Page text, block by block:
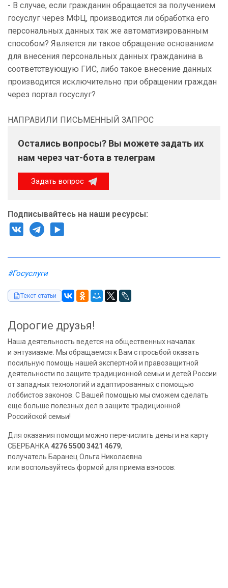
- В случае, если гражданин обращается за получением
госуслуг через МФЦ, производится ли обработка его
персональных данных так же автоматизированным
способом? Является ли такое обращение основанием
для внесения персональных данных гражданина в
соответствующую ГИС, либо такое внесение данных
производится исключительно при обращении граждан
через портал госуслуг?
НАПРАВИЛИ ПИСЬМЕННЫЙ ЗАПРОС
Остались вопросы? Вы можете задать их
нам через чат-бота в телеграм
Задать вопрос
Подписывайтесь на наши ресурсы:
#Госуслуги
Текст статьи
Дорогие друзья!
Наша деятельность ведется на общественных началах
и энтузиазме. Мы обращаемся к Вам с просьбой оказать
посильную помощь нашей экспертной и правозащитной
деятельности по защите традиционной семьи и детей России
от западных технологий и адаптированных с помощью
лоббистов законов. С Вашей помощью мы сможем сделать
еще больше полезных дел в защите традиционной
Российской семьи!
Для оказания помощи можно перечислить деньги на карту
СБЕРБАНКА 4276 5500 3421 4679,
получатель Баранец Ольга Николаевна
или воспользуйтесь формой для приема взносов: